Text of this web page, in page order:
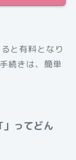
と有料となり
続きは、簡単
」ってどん